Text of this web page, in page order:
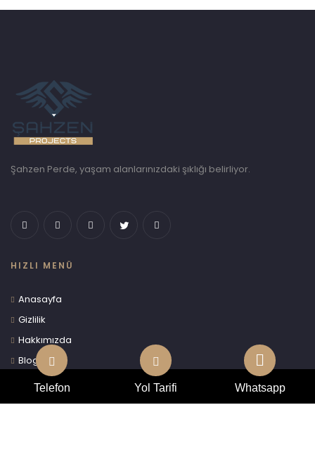
Şahzen Perde, yaşam alanlarınızdaki şıklığı belirliyor.
HIZLI MENÜ
Anasayfa
Gizlilik
Hakkımızda
Blog
İletişim
Telefon Yol Tarifi Whatsapp